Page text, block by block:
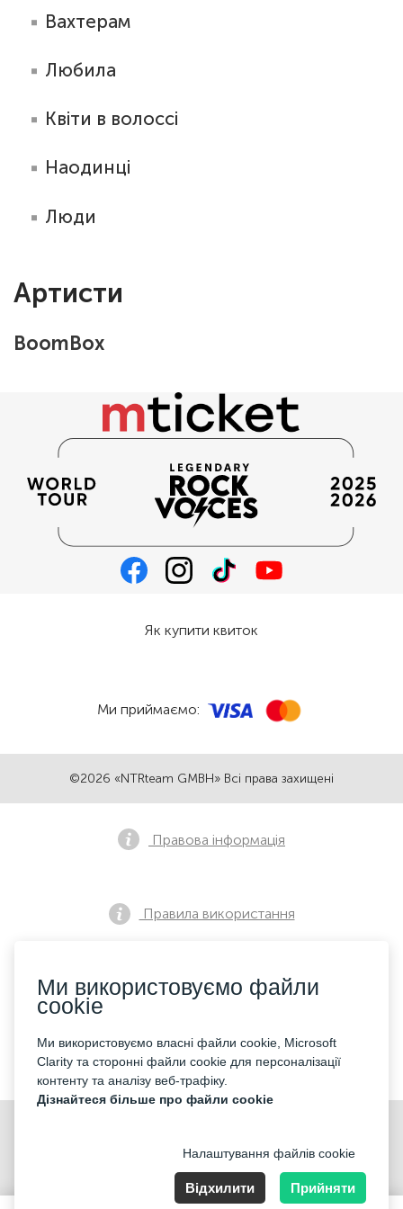
Вахтерам
Любила
Квіти в волоссі
Наодинці
Люди
Артисти
BoomBox
©2026 «NTRteam GMBH» Всі права захищені
Як купити квиток
Ми приймаємо:
Правова інформація
Правила використання
Політика конфіденційності
Контакти
Nummer der Firma: 40221 Düsseldorf, Registered address:
Ми використовуємо файли
cookie
Ми використовуємо власні файли cookie, Microsoft
Clarity та сторонні файли cookie для персоналізації
контенту та аналізу веб-трафіку.
Дізнайтеся більше про файли cookie
Налаштування файлів cookie
Відхилити Прийняти